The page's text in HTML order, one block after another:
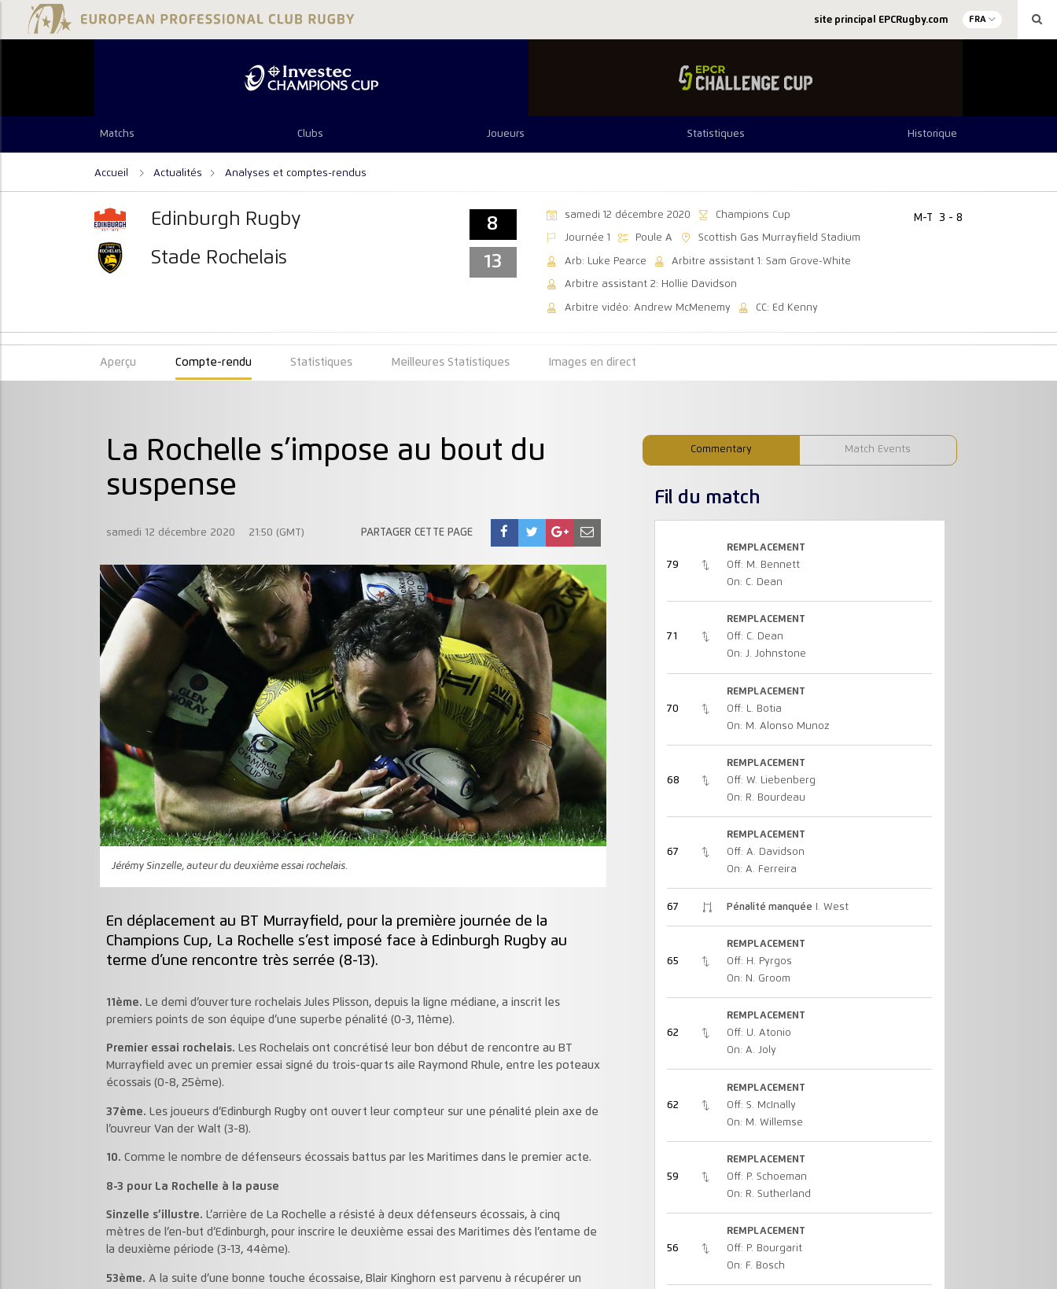
site principal EPCRugby.com FRA
Matchs Clubs Joueurs Statistiques Historique
Accueil Actualités Analyses et comptes-rendus
Edinburgh Rugby
Stade Rochelais
8
13
samedi 12 décembre 2020 Champions Cup
Journée 1 Poule A Scottish Gas Murrayfield Stadium
Arb: Luke Pearce Arbitre assistant 1: Sam Grove-White
Arbitre assistant 2: Hollie Davidson
Arbitre vidéo: Andrew McMenemy CC: Ed Kenny
M-T 3 - 8
Aperçu Compte-rendu Statistiques Meilleures Statistiques Images en direct
Commentary Match Events
La Rochelle s’impose au bout du
suspense
samedi 12 décembre 2020 21:50 (GMT) PARTAGER CETTE PAGE
Jérémy Sinzelle, auteur du deuxième essai rochelais.
En déplacement au BT Murrayfield, pour la première journée de la
Champions Cup, La Rochelle s’est imposé face à Edinburgh Rugby au
terme d’une rencontre très serrée (8-13).
11ème. Le demi d’ouverture rochelais Jules Plisson, depuis la ligne médiane, a inscrit les
premiers points de son équipe d’une superbe pénalité (0-3, 11ème).
Premier essai rochelais. Les Rochelais ont concrétisé leur bon début de rencontre au BT
Murrayfield avec un premier essai signé du trois-quarts aile Raymond Rhule, entre les poteaux
écossais (0-8, 25ème).
37ème. Les joueurs d’Edinburgh Rugby ont ouvert leur compteur sur une pénalité plein axe de
l’ouvreur Van der Walt (3-8).
10. Comme le nombre de défenseurs écossais battus par les Maritimes dans le premier acte.
8-3 pour La Rochelle à la pause
Sinzelle s’illustre. L’arrière de La Rochelle a résisté à deux défenseurs écossais, à cinq
mètres de l’en-but d’Edinburgh, pour inscrire le deuxième essai des Maritimes dès l’entame de
la deuxième période (3-13, 44ème).
53ème. A la suite d’une bonne touche écossaise, Blair Kinghorn est parvenu à récupérer un
Fil du match
79
REMPLACEMENT
Off: M. Bennett
On: C. Dean
71
REMPLACEMENT
Off: C. Dean
On: J. Johnstone
70
REMPLACEMENT
Off: L. Botia
On: M. Alonso Munoz
68
REMPLACEMENT
Off: W. Liebenberg
On: R. Bourdeau
67
REMPLACEMENT
Off: A. Davidson
On: A. Ferreira
67 Pénalité manquée I. West
65
REMPLACEMENT
Off: H. Pyrgos
On: N. Groom
62
REMPLACEMENT
Off: U. Atonio
On: A. Joly
62
REMPLACEMENT
Off: S. McInally
On: M. Willemse
59
REMPLACEMENT
Off: P. Schoeman
On: R. Sutherland
56
REMPLACEMENT
Off: P. Bourgarit
On: F. Bosch